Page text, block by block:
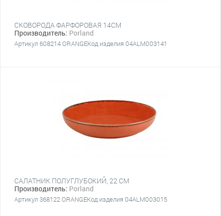
СКОВОРОДА ФАРФОРОВАЯ 14CM
Производитель: Porland
Артикул 608214 ORANGEКод изделия 04ALM003141
САЛАТНИК ПОЛУГЛУБОКИЙ, 22 СМ
Производитель: Porland
Артикул 368122 ORANGEКод изделия 04ALM003015